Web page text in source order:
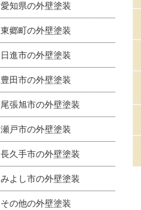
愛知県の外壁塗装
東郷町の外壁塗装
日進市の外壁塗装
豊田市の外壁塗装
尾張旭市の外壁塗装
瀬戸市の外壁塗装
長久手市の外壁塗装
みよし市の外壁塗装
その他の外壁塗装